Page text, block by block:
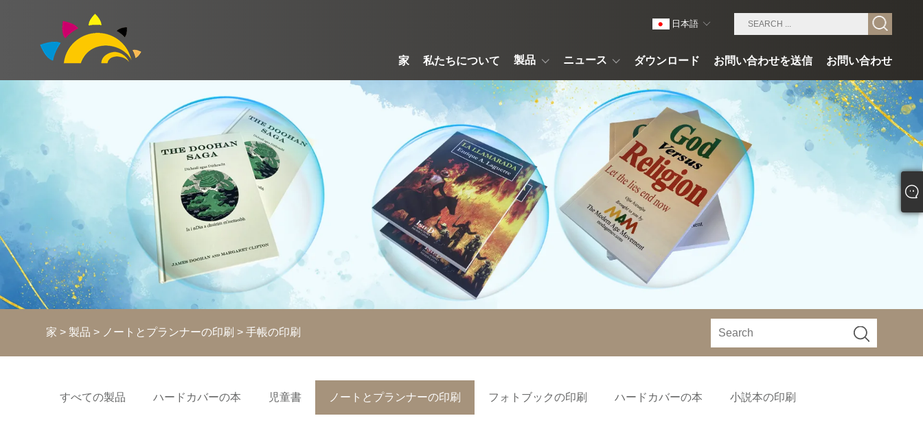
家 私たちについて 製品 ニュース ダウンロード お問い合わせを送信 お問い合わせ
日本語
家 > 製品 > ノートとプランナーの印刷 > 手帳の印刷
すべての製品 ハードカバーの本 児童書 ノートとプランナーの印刷 フォトブックの印刷 ハードカバーの本 小説本の印刷